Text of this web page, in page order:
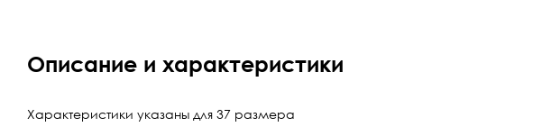
Описание и характеристики
Характеристики указаны для 37 размера